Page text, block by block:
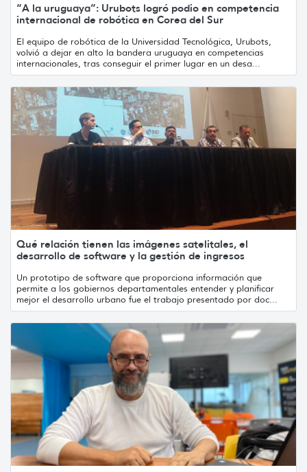
“A la uruguaya”: Urubots logró podio en competencia
internacional de robótica en Corea del Sur
El equipo de robótica de la Universidad Tecnológica, Urubots,
volvió a dejar en alto la bandera uruguaya en competencias
internacionales, tras conseguir el primer lugar en un desa...
Qué relación tienen las imágenes satelitales, el
desarrollo de software y la gestión de ingresos
Un prototipo de software que proporciona información que
permite a los gobiernos departamentales entender y planificar
mejor el desarrollo urbano fue el trabajo presentado por doc...